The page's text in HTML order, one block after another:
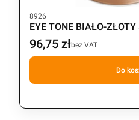
Kod produktu
8926
EYE TONE BIAŁO-
Cena
96,75 złbez VAT
Do